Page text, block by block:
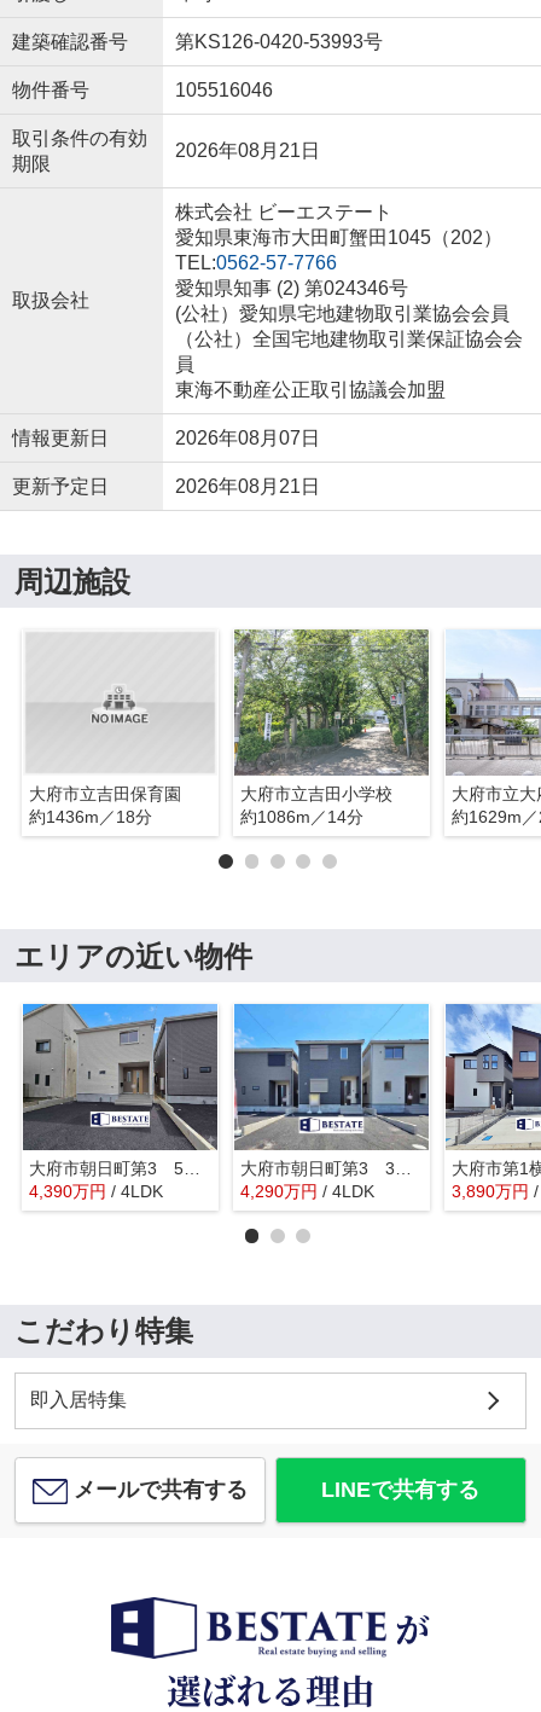
建築確認番号 第KS126-0420-53993号
物件番号 105516046
取引条件の有効
期限
2026年08月21日
取扱会社
株式会社 ビーエステート
愛知県東海市大田町蟹田1045（202）
TEL:0562-57-7766
愛知県知事 (2) 第024346号
(公社）愛知県宅地建物取引業協会会員
（公社）全国宅地建物取引業保証協会会
員
東海不動産公正取引協議会加盟
情報更新日 2026年08月07日
更新予定日 2026年08月21日
周辺施設
大府市立吉田保育園
約1436m／18分
大府市立吉田小学校
約1086m／14分
大府市立
約1629m
エリアの近い物件
大府市朝日町第3 5号棟【仲介手数料0円】
4,390万円 / 4LDK
4,290万円 / 4LDK 3,890万円
こだわり特集
即入居特集
メールで共有する LINEで共有する